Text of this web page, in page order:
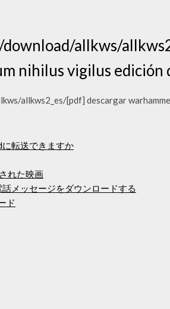
allkws/
nihilus vigilus edición
allkws2_es/[pdf] descargar
転送できますか
れた映画
メッセージをダウンロードする
ド